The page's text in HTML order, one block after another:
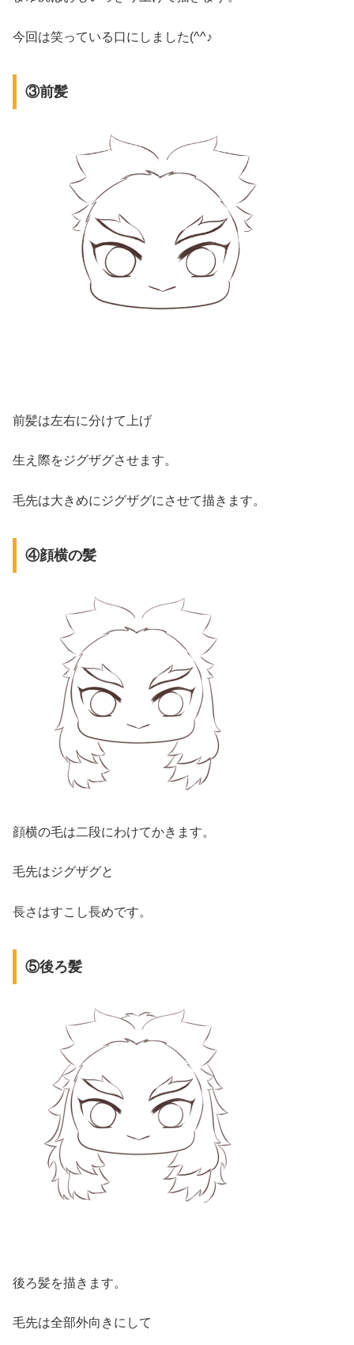
今回は笑っている口にしました(^^♪
③前髪
前髪は左右に分けて上げ
生え際をジグザグさせます。
毛先は大きめにジグザグにさせて描きます。
④顔横の髪
顔横の毛は二段にわけてかきます。
毛先はジグザグと
長さはすこし長めです。
⑤後ろ髪
後ろ髪を描きます。
毛先は全部外向きにして